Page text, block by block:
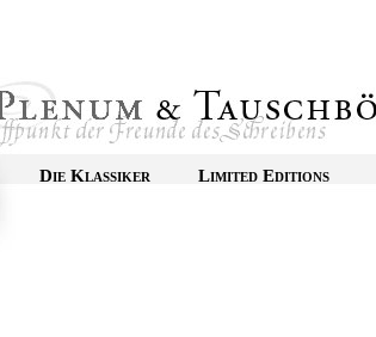
Die Klassiker Limited Editions